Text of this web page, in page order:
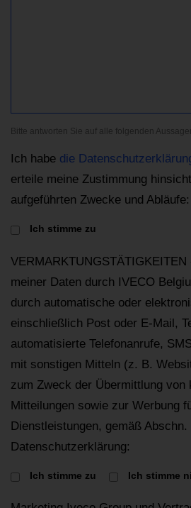
Bitte antworten Sie auf alle folgenden
Ich habe die
erteile meine Zustimmung
aufgeführten Zwecke und Abläufe:
Ich stimme zu
VERMARKTUNGSTÄTIGKEITEN
meiner Daten durch IVECO
durch automatische oder
einschließlich Post oder E-Mail,
automatisierte Telefonanrufe,
mit sonstigen Mitteln (z. B.
zum Zweck der Übermittlung von
Mitteilungen sowie zur Werbung
Dienstleistungen, gemäß
Datenschutzerklärung:
Ich stimme zu Ich stimme